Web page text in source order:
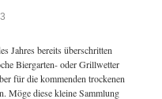
Jahres bereits überschritten
Biergarten- oder Grillwetter
für die kommenden trockenen
Möge diese kleine Sammlung